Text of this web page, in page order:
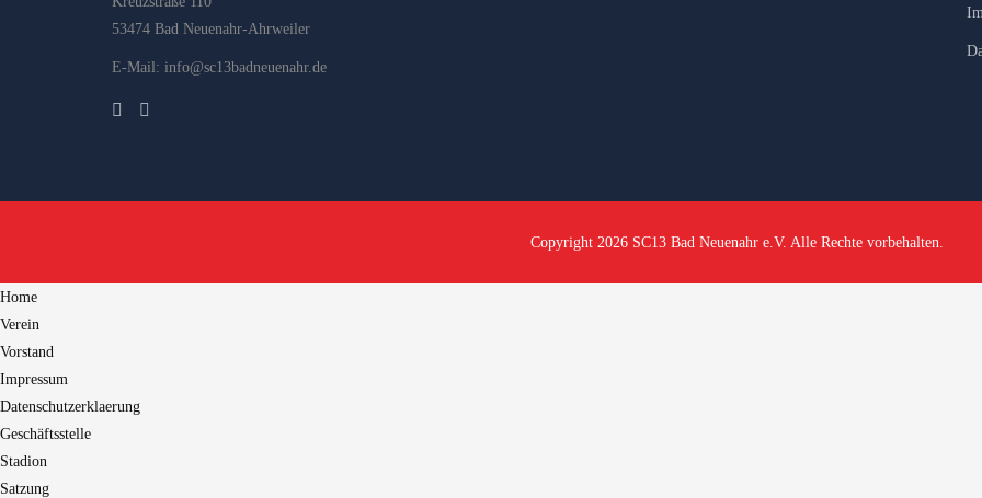
53474 Bad Neuenahr-Ahrweiler
E-Mail: info@sc13badneuenahr.de
Copyright 2026 SC13 Bad Neuenahr e.V. Alle Rechte vorbehalten.
Home
Verein
Vorstand
Impressum
Datenschutzerklaerung
Geschäftsstelle
Stadion
Satzung